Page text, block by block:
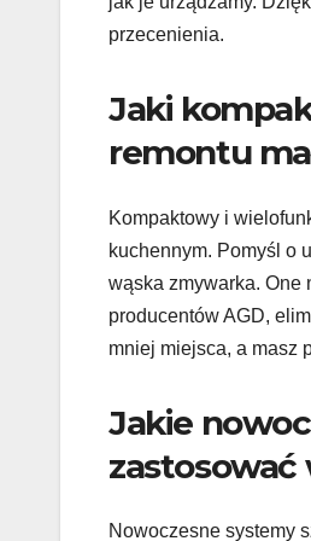
przecenienia.
Jaki
remontu
Kompaktowy i
kuchennym. Pomyśl o
wąska zmywarka. One
producentów AGD,
mniej miejsca, a masz
Jakie
zastosować
Nowoczesne systemy